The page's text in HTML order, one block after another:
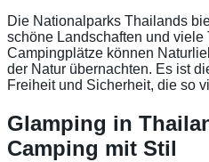
Die Nationalparks Thailands
schöne Landschaften und
Campingplätze können
der Natur übernachten. Es ist
Freiheit und Sicherheit, die so
Glamping in
Camping mit Stil